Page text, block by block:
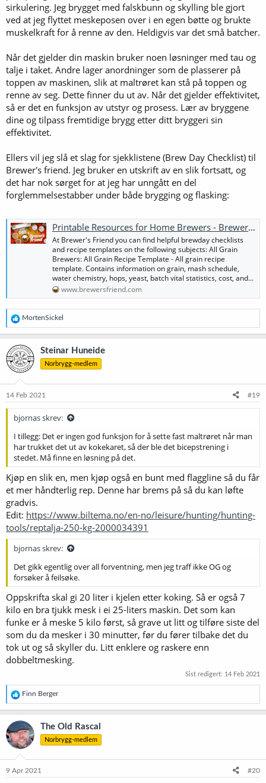
Da lurer jeg på en ting: Når er det man vorlaufer? Før eller etter at
man har trukket opp maltrøret for skylling av ølet?
sirkulering. Jeg brygget med falskbunn og skylling ble gjort
ved at jeg flyttet meskeposen over i en egen bøtte og brukte
muskelkraft for å renne av den. Heldigvis var det små batcher.
Når det gjelder din maskin bruker noen løsninger med tau og
talje i taket. Andre lager anordninger som de plasserer på
toppen av maskinen, slik at maltrøret kan stå på toppen og
renne av seg. Dette finner du ut av. Når det gjelder effektivitet,
så er det en funksjon av utstyr og prosess. Lær av bryggene
dine og tilpass fremtidige brygg etter ditt bryggeri sin
effektivitet.
Ellers vil jeg slå et slag for sjekklistene (Brew Day Checklist) til
Brewer's friend. Jeg bruker en utskrift av en slik fortsatt, og
det har nok sørget for at jeg har unngått en del
forglemmelsestabber under både brygging og flasking:
Printable Resources for Home Brewers - Brewer's Friend
At Brewer's Friend you can find helpful brewday checklists
and recipe templates on the following subjects: All Grain
Brewers: All Grain Recipe Template - All grain recipe
template. Contains information on grain, mash schedule,
water chemistry, hops, yeast, batch vital statistics, cost, and...
www.brewersfriend.com
R
e
a
k
s
j
o
e
MortenSickel
Steinar Huneide
Norbrygg-medlem
14 Feb 2021 #19
bjornas skrev:
I tillegg: Det er ingen god funksjon for å sette fast maltrøret når man
har trukket det ut av kokekaret, så der ble det bicepstrening i
stedet. Må finne en løsning på det.
Kjøp en slik en, men kjøp også en bunt med flaggline så du får
et mer håndterlig rep. Denne har brems på så du kan løfte
gradvis.
Edit: https://www.biltema.no/en-no/leisure/hunting/hunting-
tools/reptalja-250-kg-2000034391
bjornas skrev:
Det gikk egentlig over all forventning, men jeg traff ikke OG og
forsøker å feilsøke.
Oppskrifta skal gi 20 liter i kjelen etter koking. Så er også 7
kilo en bra tjukk mesk i ei 25-liters maskin. Det som kan
funke er å meske 5 kilo først, så grave ut litt og tilføre siste del
som du da mesker i 30 minutter, før du fører tilbake det du
tok ut og så skyller du. Litt enklere og raskere enn
dobbeltmesking.
Sist redigert: 14 Feb 2021
R
e
a
k
s
j
o
e
Finn Berger
The Old Rascal
Norbrygg-medlem
9 Apr 2021 #20